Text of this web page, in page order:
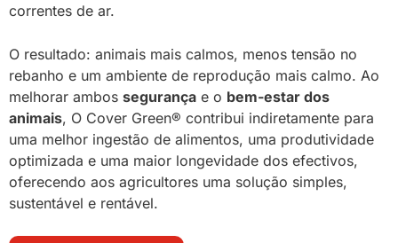
correntes de ar.
O resultado: animais mais calmos, menos tensão no
rebanho e um ambiente de reprodução mais calmo. Ao
melhorar ambos segurança e o bem-estar dos
animais, O Cover Green® contribui indiretamente para
uma melhor ingestão de alimentos, uma produtividade
optimizada e uma maior longevidade dos efectivos,
oferecendo aos agricultores uma solução simples,
sustentável e rentável.